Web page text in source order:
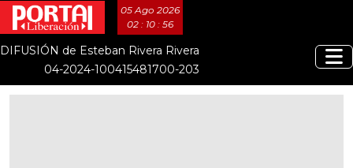
05 Ago 2026
02 : 10 : 56
DIFUSIÓN de Esteban Rivera Rivera
04-2024-100415481700-203